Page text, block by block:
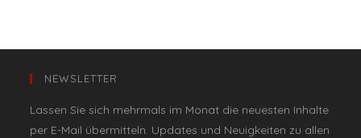
NEWSLETTER
Lassen Sie sich mehrmals im Monat die neuesten Inhalte
per E-Mail übermitteln. Updates und Neuigkeiten zu allen